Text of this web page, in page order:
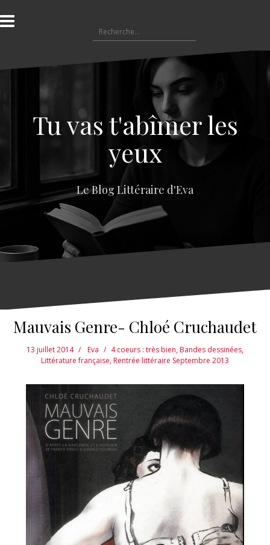
l
a
e
e
Tu vas t'abîmer les
yeux
Le Blog Littéraire d'Eva
Mauvais Genre- Chloé Cruchaudet
13 juillet 2014 Eva 4 coeurs : très bien,Bandes dessinées,
Littérature française,Rentrée littéraire Septembre 2013